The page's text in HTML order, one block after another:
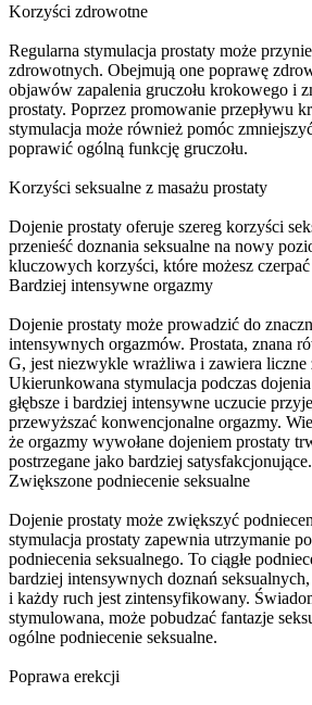
Korzyści zdrowotne
Regularna stymulacja prostaty może
zdrowotnych. Obejmują one poprawę
objawów zapalenia gruczołu krokowego i
prostaty. Poprzez promowanie przepływu
stymulacja może również pomóc
poprawić ogólną funkcję gruczołu.
Korzyści seksualne z masażu prostaty
Dojenie prostaty oferuje szereg korzyści
przenieść doznania seksualne na nowy
kluczowych korzyści, które możesz
Bardziej intensywne orgazmy
Dojenie prostaty może prowadzić do
intensywnych orgazmów. Prostata, znana
G, jest niezwykle wrażliwa i zawiera liczne
Ukierunkowana stymulacja podczas
głębsze i bardziej intensywne uczucie
przewyższać konwencjonalne orgazmy.
że orgazmy wywołane dojeniem prostaty
postrzegane jako bardziej satysfakcjonujące.
Zwiększone podniecenie seksualne
Dojenie prostaty może zwiększyć
stymulacja prostaty zapewnia utrzymanie
podniecenia seksualnego. To ciągłe
bardziej intensywnych doznań
i każdy ruch jest zintensyfikowany.
stymulowana, może pobudzać fantazje
ogólne podniecenie seksualne.
Poprawa erekcji